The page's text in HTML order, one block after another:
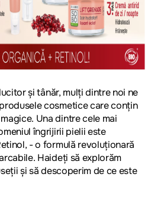
și tânăr, mulți dintre noi ne
cosmetice care conțin
Una dintre cele mai
îngrijirii pielii este
, - o formulă revoluționară
Haideți să explorăm
și să descoperim de ce este